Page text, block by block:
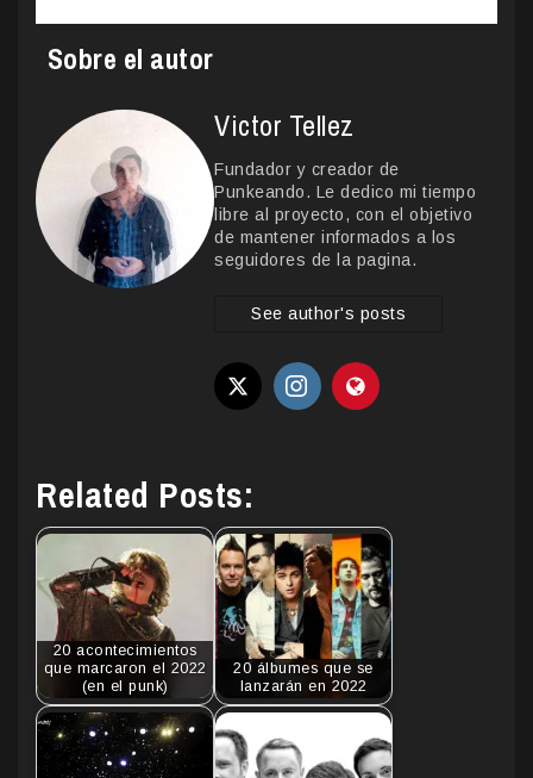
Sobre el autor
Victor Tellez
Fundador y creador de
Punkeando. Le dedico mi tiempo
libre al proyecto, con el objetivo
de mantener informados a los
seguidores de la pagina.
See author's posts
Related Posts:
20 acontecimientos
que marcaron el 2022
(en el punk)
20 álbumes que se
lanzarán en 2022